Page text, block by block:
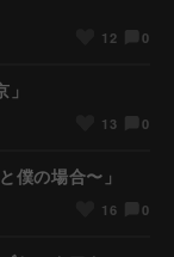
12 0
13 0
僕の場合〜」
16 0